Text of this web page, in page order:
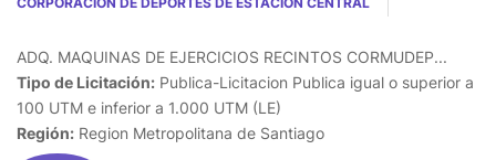
ADQ. MAQUINAS DE EJERCICIOS RECINTOS CORMUDEP...
Tipo de Licitación: Publica-Licitacion Publica igual o superior a
100 UTM e inferior a 1.000 UTM (LE)
Región: Region Metropolitana de Santiago